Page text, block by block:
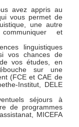
avez appris au
vous permet de
une autre
et
linguistiques
vos chances de
vos études, en
sur une
(FCE et CAE de
Institut, DELE
séjours à
de programmes
MICEFA